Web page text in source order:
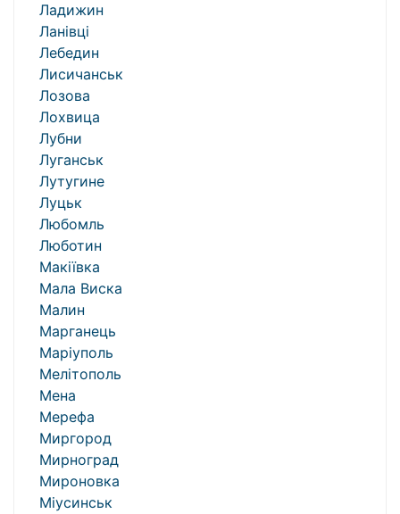
Ладижин
Ланівці
Лебедин
Лисичанськ
Лозова
Лохвица
Лубни
Луганськ
Лутугине
Луцьк
Любомль
Люботин
Макіївка
Мала Виска
Малин
Марганець
Маріуполь
Мелітополь
Мена
Мерефа
Миргород
Мирноград
Мироновка
Міусинськ